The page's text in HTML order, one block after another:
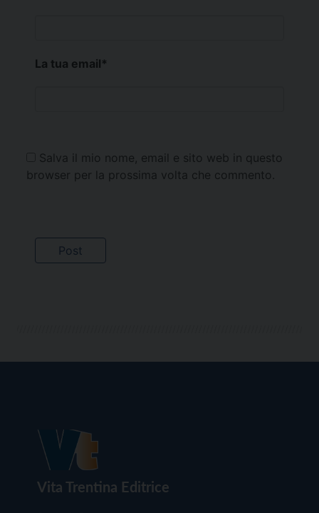
La tua email*
Salva il mio nome, email e sito web in questo
browser per la prossima volta che commento.
Vita Trentina Editrice